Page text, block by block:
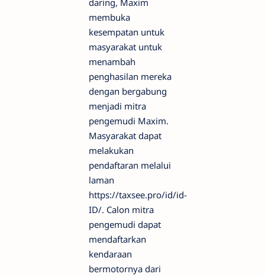
daring, Maxim
membuka
kesempatan untuk
masyarakat untuk
menambah
penghasilan mereka
dengan bergabung
menjadi mitra
pengemudi Maxim.
Masyarakat dapat
melakukan
pendaftaran melalui
laman
https://taxsee.pro/id/id-
ID/. Calon mitra
pengemudi dapat
mendaftarkan
kendaraan
bermotornya dari